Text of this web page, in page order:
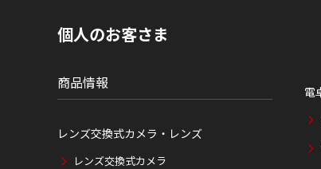
個人のお客さま
商品情報
レンズ交換式カメラ・レンズ
レンズ交換式カメラ
電